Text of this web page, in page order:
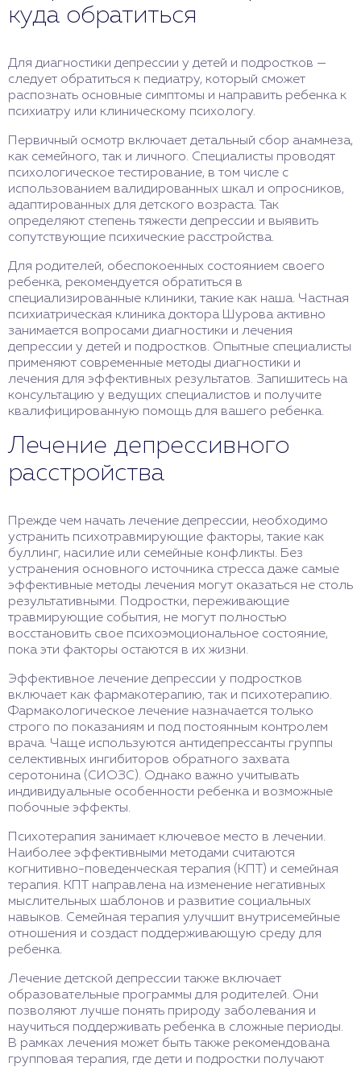
участие в творческих проектах также
способствуют снижению риска развития
конфликты конструктивным образом.
куда обратиться
Для диагностики депрессии у детей и подростков —
следует обратиться к педиатру, который сможет
распознать основные симптомы и направить ребенка к
психиатру или клиническому психологу.
Первичный осмотр включает детальный сбор анамнеза,
как семейного, так и личного. Специалисты проводят
психологическое тестирование, в том числе с
использованием валидированных шкал и опросников,
адаптированных для детского возраста. Так
определяют степень тяжести депрессии и выявить
сопутствующие психические расстройства.
Для родителей, обеспокоенных состоянием своего
ребенка, рекомендуется обратиться в
специализированные клиники, такие как наша. Частная
психиатрическая клиника доктора Шурова активно
занимается вопросами диагностики и лечения
депрессии у детей и подростков. Опытные специалисты
применяют современные методы диагностики и
лечения для эффективных результатов. Запишитесь на
консультацию у ведущих специалистов и получите
квалифицированную помощь для вашего ребенка.
Лечение депрессивного
расстройства
Прежде чем начать лечение депрессии, необходимо
устранить психотравмирующие факторы, такие как
буллинг, насилие или семейные конфликты. Без
устранения основного источника стресса даже самые
эффективные методы лечения могут оказаться не столь
результативными. Подростки, переживающие
травмирующие события, не могут полностью
восстановить свое психоэмоциональное состояние,
пока эти факторы остаются в их жизни.
Эффективное лечение депрессии у подростков
включает как фармакотерапию, так и психотерапию.
Фармакологическое лечение назначается только
строго по показаниям и под постоянным контролем
врача. Чаще используются антидепрессанты группы
селективных ингибиторов обратного захвата
серотонина (СИОЗС). Однако важно учитывать
индивидуальные особенности ребенка и возможные
побочные эффекты.
Психотерапия занимает ключевое место в лечении.
Наиболее эффективными методами считаются
когнитивно-поведенческая терапия (КПТ) и семейная
терапия. КПТ направлена на изменение негативных
мыслительных шаблонов и развитие социальных
навыков. Семейная терапия улучшит внутрисемейные
отношения и создаст поддерживающую среду для
ребенка.
Лечение детской депрессии также включает
образовательные программы для родителей. Они
позволяют лучше понять природу заболевания и
научиться поддерживать ребенка в сложные периоды.
В рамках лечения может быть также рекомендована
групповая терапия, где дети и подростки получают